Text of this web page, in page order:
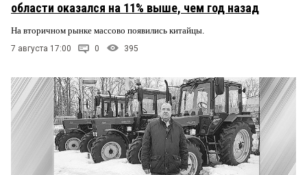
области оказался на 11% выше, чем год назад
На вторичном рынке массово появились китайцы.
7 августа 17:00 0 395